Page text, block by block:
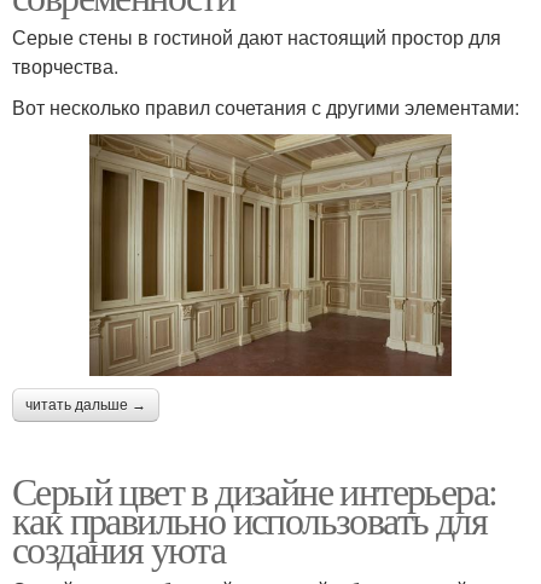
Серые стены в гостиной дают настоящий простор для
творчества.
Вот несколько правил сочетания с другими элементами:
читать дальше →
Серый цвет в дизайне интерьера:
как правильно использовать для
создания уюта